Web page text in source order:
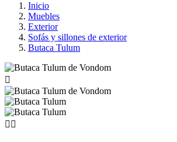
Inicio
Muebles
Exterior
Sofás y sillones de exterior
Butaca Tulum

 